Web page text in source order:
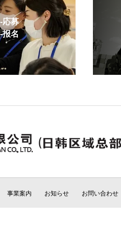
募
名
事業案内 お知らせ お問い合わせ